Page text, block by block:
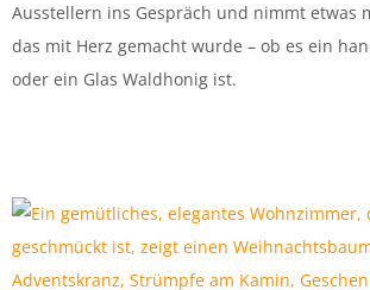
Ausstellern ins Gespräch und nimmt etwas
das mit Herz gemacht wurde – ob es ein
oder ein Glas Waldhonig ist.